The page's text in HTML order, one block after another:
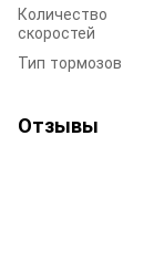
Количество
скоростей
Тип тормозов
Отзывы